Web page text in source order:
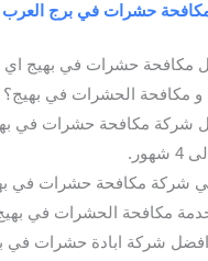
حشرات في برج العرب
مكافحة حشرات في بهيج
و مكافحة الحشرات في بهيج؟
شركة مكافحة حشرات في
شركة مكافحة حشرات في
مكافحة الحشرات في
افضل شركة ابادة حشرات في